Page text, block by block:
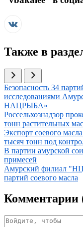
Также в
Иллюстрация новости
Безопасность 34
исследованиями
НАЦРЫБА»
Иллюстрация новости
Россельхознадзор
тонн растительных
Иллюстрация новости
Экспорт соевого
тысяч тонн под
Иллюстрация новости
В партии амурской
примесей
Иллюстрация новости
Амурский филиал
партий соевого масла
Комментарии